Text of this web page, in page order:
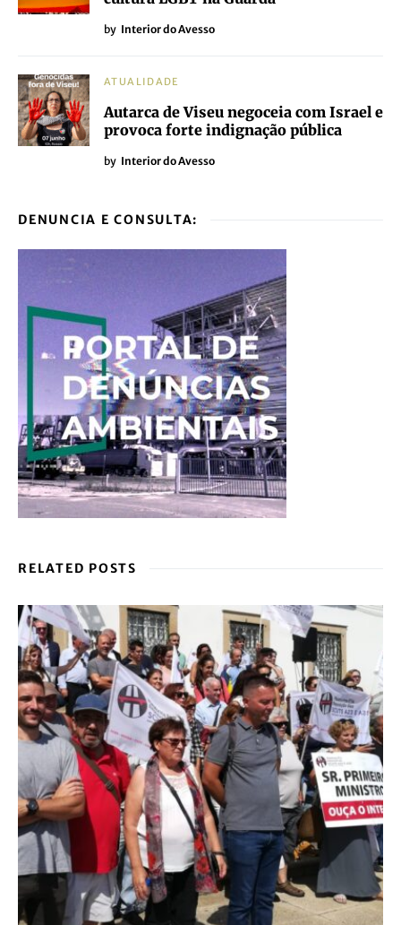
by Interior do Avesso
ATUALIDADE
Autarca de Viseu negoceia com Israel e
provoca forte indignação pública
by Interior do Avesso
DENUNCIA E CONSULTA:
RELATED POSTS